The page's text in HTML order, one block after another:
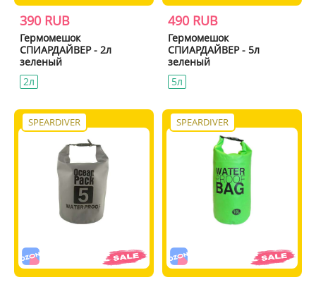
390 RUB
Гермомешок
СПИАРДАЙВЕР - 2л
зеленый
2л
490 RUB
Гермомешок
СПИАРДАЙВЕР - 5л
зеленый
5л
SPEARDIVER SPEARDIVER